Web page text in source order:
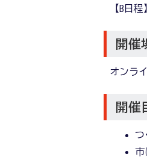
【B日
開催
オンラ
開催
つ
市